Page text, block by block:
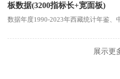
板数据(3200指标长+宽面板)
数据年度1990-2023年西藏统计年鉴、
展示更